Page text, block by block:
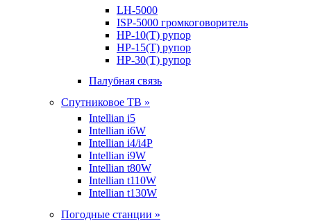
LH-5000
ISP-5000 громкоговоритель
HP-10(T) рупор
HP-15(T) рупор
HP-30(T) рупор
Палубная связь
Спутниковое ТВ »
Intellian i5
Intellian i6W
Intellian i4/i4P
Intellian i9W
Intellian t80W
Intellian t110W
Intellian t130W
Погодные станции »